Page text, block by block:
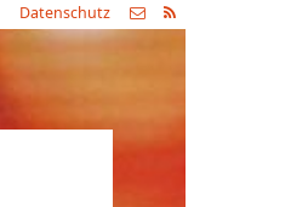
Datenschutz